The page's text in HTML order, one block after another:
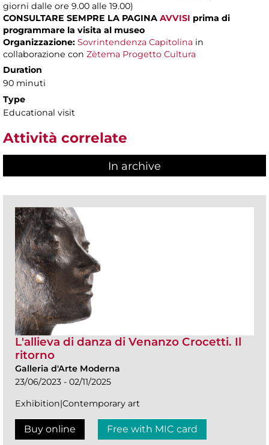
giorni dalle ore 9.00 alle 19.00)
CONSULTARE SEMPRE LA PAGINA AVVISI prima di
programmare la visita al museo
Organizzazione: Sovrintendenza Capitolina in
collaborazione con Zètema Progetto Cultura
Duration
90 minuti
Type
Educational visit
Attività correlate
In archive
L'allieva di danza di Venanzo Crocetti. Il
ritorno
Galleria d'Arte Moderna
23/06/2023 - 02/11/2025
Exhibition|Contemporary art
Buy online Free with MIC card